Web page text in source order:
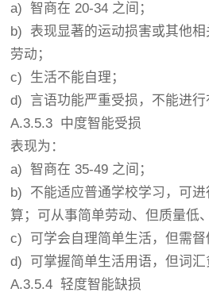
a) 智商在 20-34 之间；
b) 表现显著的运动损害或其他相
劳动；
c) 生活不能自理；
d) 言语功能严重受损，不能进行
A.3.5.3 中度智能受损
表现为：
a) 智商在 35-49 之间；
b) 不能适应普通学校学习，可
算；可从事简单劳动、但质量低
c) 可学会自理简单生活，但需督
d) 可掌握简单生活用语，但词汇
A.3.5.4 轻度智能缺损